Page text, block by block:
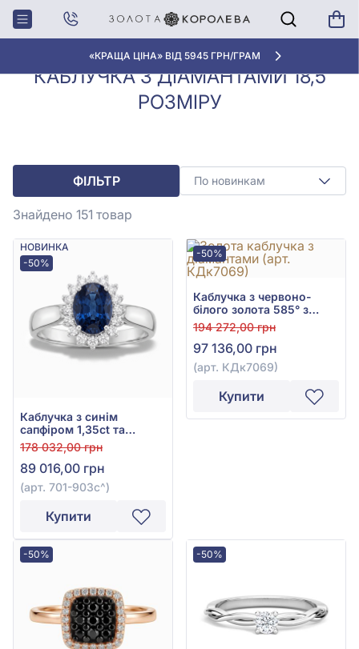
«КРАЩА ЦІНА» ВІД 5945 ГРН/ГРАМ
Головна
Каблучки з
діамантами
Каблучка з діамантами 18,5
розміру
КАБЛУЧКА З ДІАМАНТАМИ 18,5
РОЗМІРУ
ФІЛЬТР По новинкам
Знайдено 151 товар
НОВИНКА
-50%
Каблучка з синім
сапфіром 1,35ct та
діамантом 0,16ct з білого
золота 585°, арт. 701-
903с
178 032,00 грн
89 016,00 грн
(арт. 701-903с^)
Купити
-50%
Каблучка з червоно-
білого золота 585° з
діамантом 0,75ct, арт.
КДк7069
194 272,00 грн
97 136,00 грн
(арт. КДк7069)
Купити
-50% -50%